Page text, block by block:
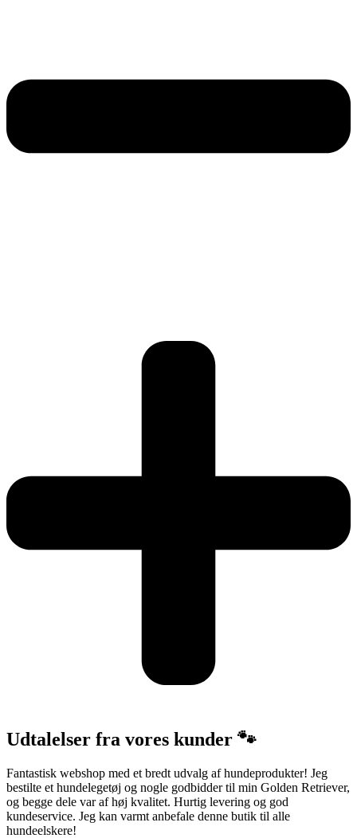
Udtalelser fra vores kunder 🐾
Fantastisk webshop med et bredt udvalg af hundeprodukter! Jeg
bestilte et hundelegetøj og nogle godbidder til min Golden Retriever,
og begge dele var af høj kvalitet. Hurtig levering og god
kundeservice. Jeg kan varmt anbefale denne butik til alle
hundeelskere!